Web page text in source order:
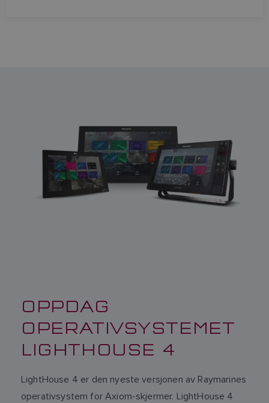
OPPDAG
OPERATIVSYSTEMET
LIGHTHOUSE 4
LightHouse 4 er den nyeste versjonen av Raymarines
operativsystem for Axiom-skjermer. LightHouse 4